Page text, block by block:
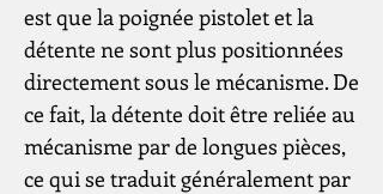
est que la poignée pistolet et la
détente ne sont plus positionnées
directement sous le mécanisme. De
ce fait, la détente doit être reliée au
mécanisme par de longues pièces,
ce qui se traduit généralement par